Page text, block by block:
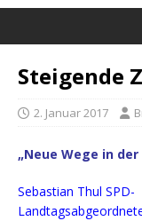
Steigende
2. Januar 2017
„Neue Wege in
Sebastian Thul SPD-